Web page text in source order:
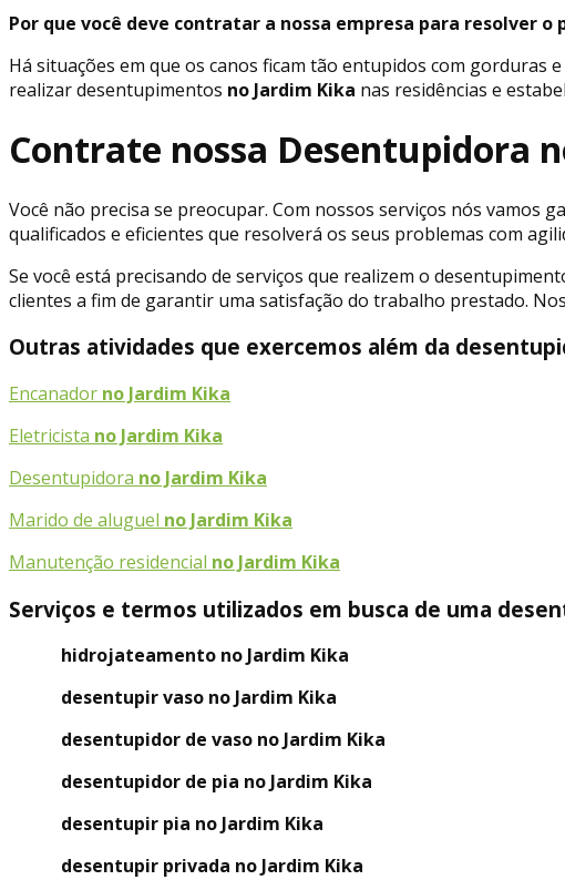
Por que você deve contratar a nossa empresa para resolver
Há situações em que os canos ficam tão entupidos com gorduras
realizar desentupimentos no Jardim Kika nas residências e
Contrate nossa Desentupidora
Você não precisa se preocupar. Com nossos serviços nós
qualificados e eficientes que resolverá os seus problemas com
Se você está precisando de serviços que realizem o
clientes a fim de garantir uma satisfação do trabalho prestado.
Outras atividades que exercemos além da
Encanador no Jardim Kika
Eletricista no Jardim Kika
Desentupidora no Jardim Kika
Marido de aluguel no Jardim Kika
Manutenção residencial no Jardim Kika
Serviços e termos utilizados em busca de uma
hidrojateamento no Jardim Kika
desentupir vaso no Jardim Kika
desentupidor de vaso no Jardim Kika
desentupidor de pia no Jardim Kika
desentupir pia no Jardim Kika
desentupir privada no Jardim Kika